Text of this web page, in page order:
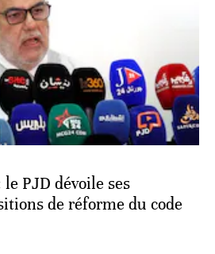
PJD dévoile ses
de réforme du code